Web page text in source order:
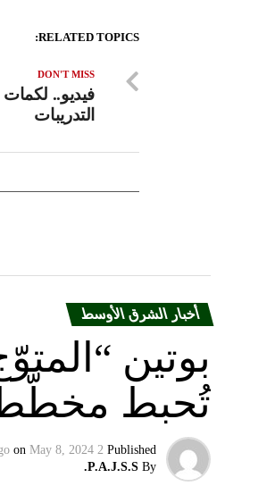
RELATED TOPICS:
DON'T MISS
فيديو..
التدريبات
أخبار الشرق الأوسط
بوتين
تُحبط مخطّطاً
Published
2 years ago
on May 8, 2024
By
P.A.J.S.S.